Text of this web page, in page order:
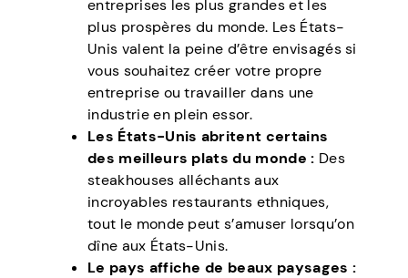
entreprises les plus grandes et les
plus prospères du monde. Les États-
Unis valent la peine d’être envisagés si
vous souhaitez créer votre propre
entreprise ou travailler dans une
industrie en plein essor.
Les États-Unis abritent certains
des meilleurs plats du monde : Des
steakhouses alléchants aux
incroyables restaurants ethniques,
tout le monde peut s’amuser lorsqu’on
dîne aux États-Unis.
Le pays affiche de beaux paysages :